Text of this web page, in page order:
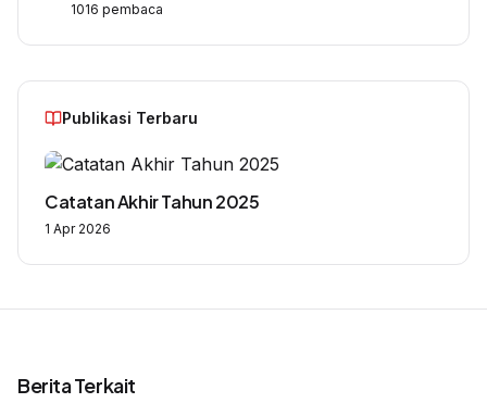
1016 pembaca
Publikasi Terbaru
Catatan Akhir Tahun 2025
1 Apr 2026
Berita Terkait